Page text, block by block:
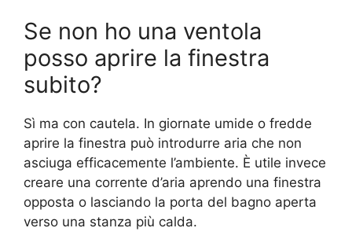
Se non ho una ventola
posso aprire la finestra
subito?
Sì ma con cautela. In giornate umide o fredde
aprire la finestra può introdurre aria che non
asciuga efficacemente l’ambiente. È utile invece
creare una corrente d’aria aprendo una finestra
opposta o lasciando la porta del bagno aperta
verso una stanza più calda.